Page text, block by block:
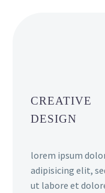
CREATIVE
DESIGN
lorem ipsum
adipisicing elit,
ut labore et